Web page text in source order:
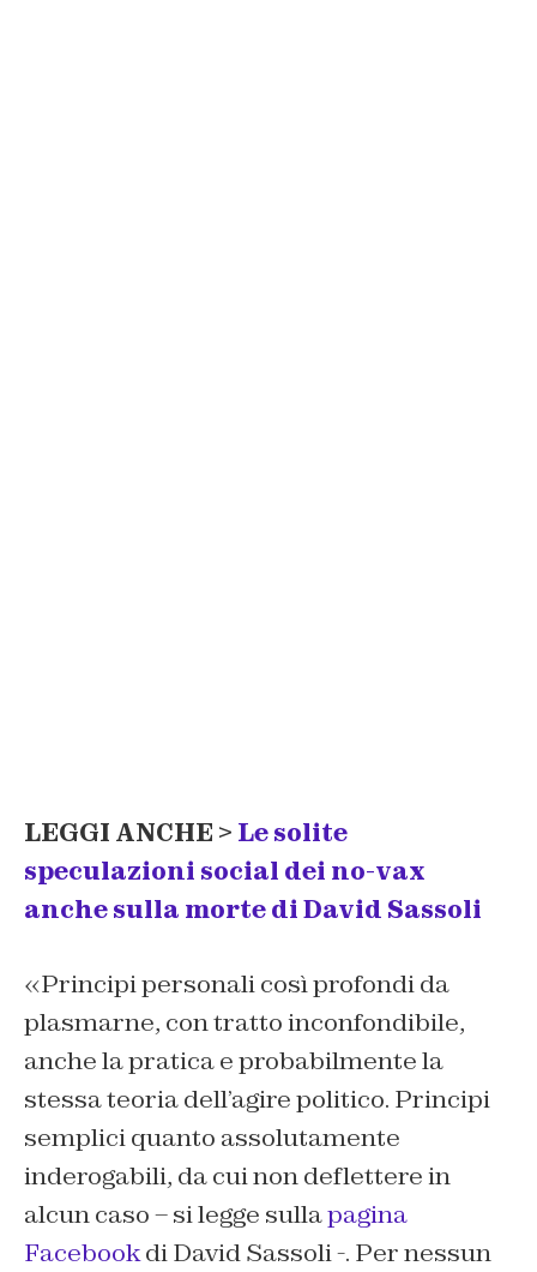
LEGGI ANCHE > Le solite
speculazioni social dei no-vax
anche sulla morte di David Sassoli
«Principi personali così profondi da
plasmarne, con tratto inconfondibile,
anche la pratica e probabilmente la
stessa teoria dell’agire politico. Principi
semplici quanto assolutamente
inderogabili, da cui non deflettere in
alcun caso – si legge sullapagina
Facebookdi David Sassoli -. Per nessun